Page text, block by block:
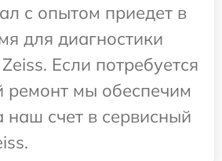
с опытом приедет в
для диагностики
Если потребуется
ремонт мы обеспечим
наш счет в сервисный